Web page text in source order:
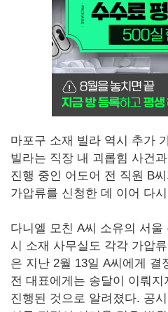
마포구 소재 빌라 역시 추가
빌라는 직장 내 괴롭힘 사건
진행 중인 어도어 전 직원 B
가압류를 신청한 데 이어 다
다니엘 모친 A씨 소유의 서
시 소재 사무실도 각각 가압
은 지난 2월 13일 A씨에게 결
전 대표에게는 송달이 이뤄
진행된 것으로 알려졌다. 공